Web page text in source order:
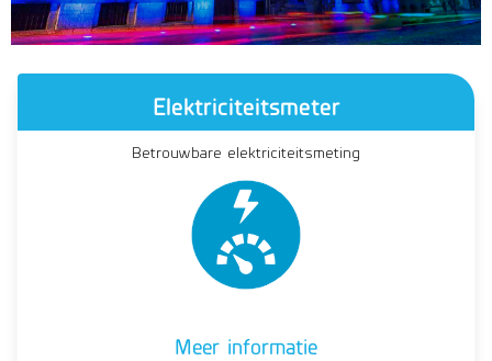
Elektriciteitsmeter
Betrouwbare elektriciteitsmeting
Meer informatie